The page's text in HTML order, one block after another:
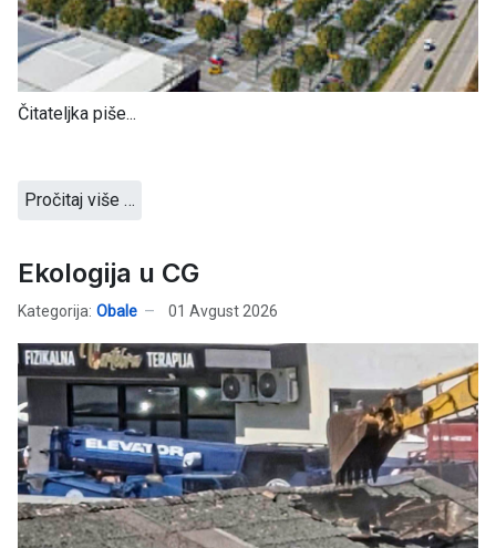
Čitateljka piše...
Pročitaj više …
Ekologija u CG
Kategorija: Obale 01 Avgust 2026